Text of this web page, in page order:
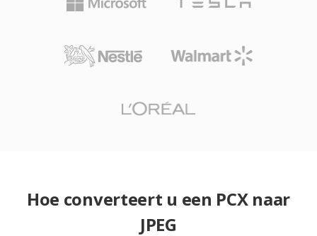
Hoe converteert u een PCX naar
JPEG